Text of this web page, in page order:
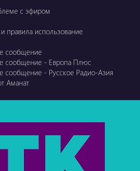
с эфиром
правила использование
сообщение
сообщение - Европа Плюс
сообщение - Русское Радио-Азия
Аманат